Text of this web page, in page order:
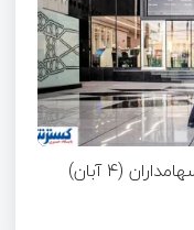
(۴ آبان)